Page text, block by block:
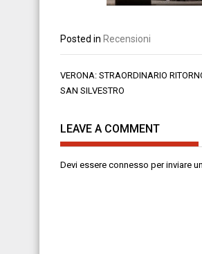
Posted in Recensioni
Navigazione
articoli
VERONA: STRAORDINARIO
SAN SILVESTRO
LEAVE A COMMENT
Devi essere connesso per inviare